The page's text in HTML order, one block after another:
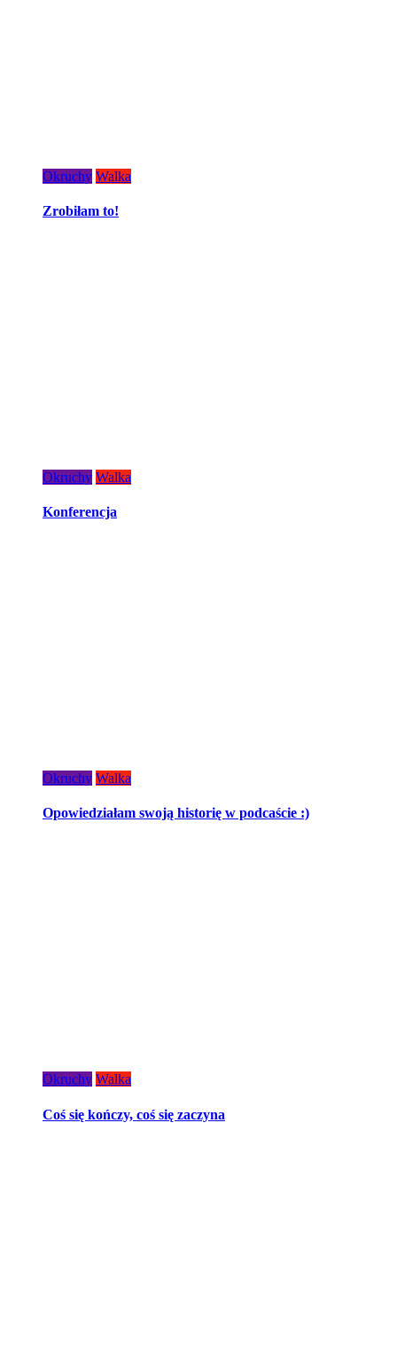
Okruchy Walka
Zrobiłam to!
Okruchy Walka
Konferencja
Okruchy Walka
Opowiedziałam swoją historię w podcaście :)
Okruchy Walka
Coś się kończy, coś się zaczyna